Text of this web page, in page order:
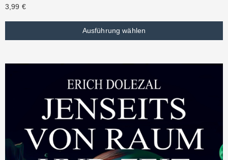
3,99 €
Ausführung wählen